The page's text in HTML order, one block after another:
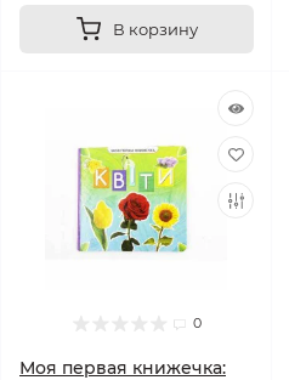
В корзину
0
Моя первая книжечка: